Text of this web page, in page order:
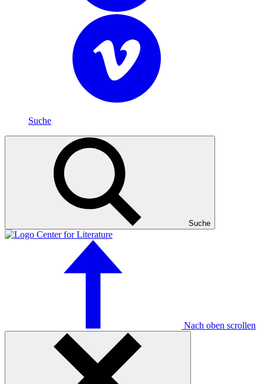
Suche
Suche
Nach oben scrollen